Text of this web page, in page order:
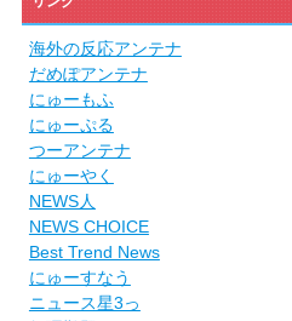
海外の反応アンテナ
だめぽアンテナ
にゅーもふ
にゅーぷる
つーアンテナ
にゅーやく
NEWS人
NEWS CHOICE
Best Trend News
にゅーすなう
ニュース星3っ